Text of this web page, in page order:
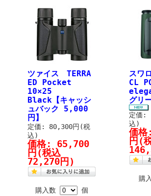
ツァイス TERRA
ED Pocket
10×25
Black【キャッシ
ュバック 5,000
円】
定価: 80,300円(税
込)
価格: 65,700
円 (税込
72,270円)
購入数 個
スワ
CL
グリ
定価:
込)
価
円 (
購